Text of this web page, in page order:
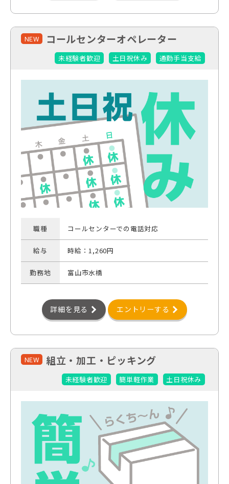
NEW コールセンターオペレーター
未経験者歓迎 土日祝休み 通勤手当支給
職種 コールセンターでの電話対応
給与 時給：1,260円
勤務地 富山市水橋
詳細を見る エントリーする
NEW 組立・加工・ピッキング
未経験者歓迎 簡単軽作業 土日祝休み